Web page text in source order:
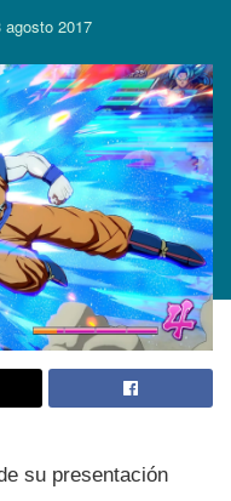
agosto 2017
su presentación